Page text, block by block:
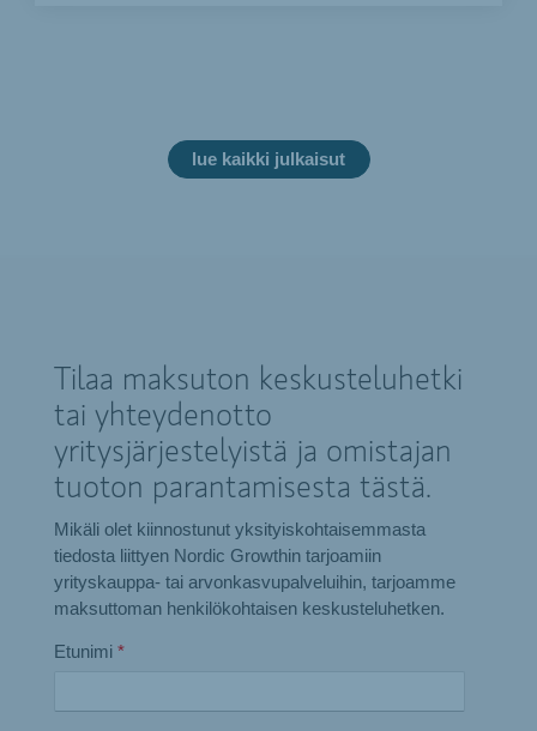
lue kaikki julkaisut
Tilaa maksuton keskusteluhetki
tai yhteydenotto
yritysjärjestelyistä ja omistajan
tuoton parantamisesta tästä.
Mikäli olet kiinnostunut yksityiskohtaisemmasta
tiedosta liittyen Nordic Growthin tarjoamiin
yrityskauppa- tai arvonkasvupalveluihin, tarjoamme
maksuttoman henkilökohtaisen keskusteluhetken.
Etunimi *